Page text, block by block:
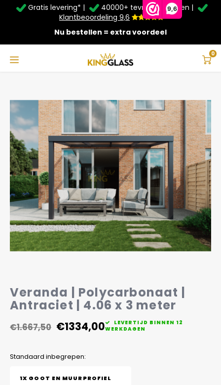
9,6
Service & Contact
Bezorging
Afhalen
Montage
Betaalmethoden
Garantie
Veelgestelde vragen
Taal
Deutsch
Gratis levering* |
40000+ tevreden klanten |
Klantbeoordeling 9,6
Nu bestellen = extra voordeel
0
Zomer Deals: Tot 20% kortingop schuifwanden en
veranda's +€20extra kassa korting*
Veranda | Polycarbonaat | Antraciet | 4.06 x 3 meter
Veranda | Polycarbonaat |
Antraciet | 4.06 x 3 meter
€1.667,50 €1334,00
LEVERTIJD BINNEN 12
WERKDAGEN
Standaard inbegrepen:
1X GOOT EN MUURPROFIEL